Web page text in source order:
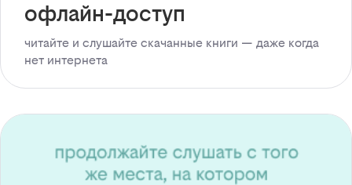
офлайн-доступ
читайте и слушайте скачанные книги — даже когда
нет интернета